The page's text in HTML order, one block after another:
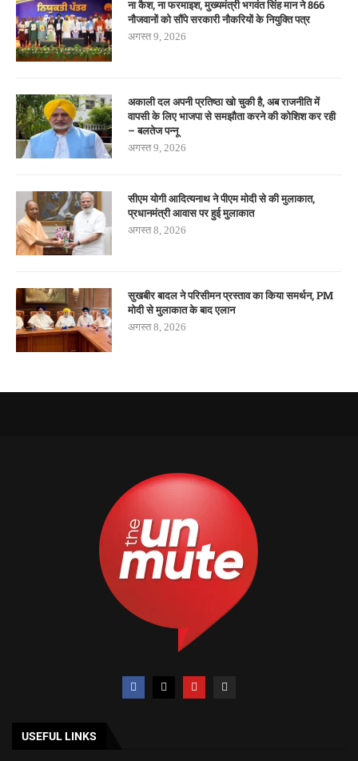
ना कैश, ना फरमाइश, मुख्यमंत्री भगवंत सिंह मान ने 866
नौजवानों को सौंपे सरकारी नौकरियों के नियुक्ति पत्र
अगस्त 9, 2026
अकाली दल अपनी प्रतिष्ठा खो चुकी है, अब राजनीति में
वापसी के लिए भाजपा से समझौता करने की कोशिश कर रही
– बलतेज पन्नू
अगस्त 9, 2026
सीएम योगी आदित्यनाथ ने पीएम मोदी से की मुलाकात,
प्रधानमंत्री आवास पर हुई मुलाकात
अगस्त 8, 2026
सुखबीर बादल ने परिसीमन प्रस्ताव का किया समर्थन, PM
मोदी से मुलाकात के बाद एलान
अगस्त 8, 2026
USEFUL LINKS